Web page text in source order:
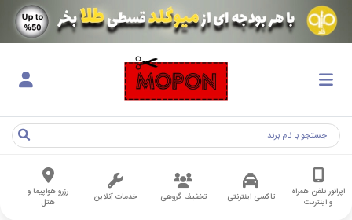
اپراتور تلفن همراه
و اینترنت
تاکسی اینترنتی تخفیف گروهی خدمات آنلاین
رزرو هواپیما و
هتل